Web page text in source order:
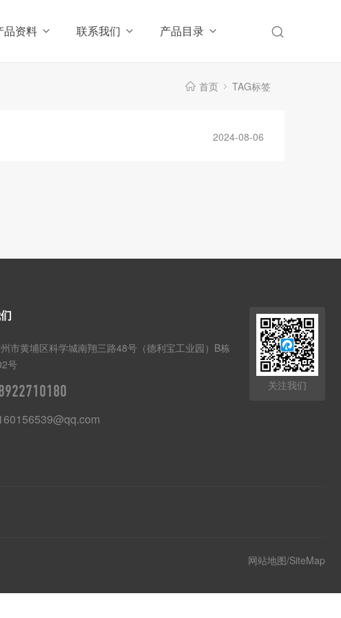
品资料 联系我们 产品目录
首页 TAG标签
2024-08-06
市黄埔区科学城南翔三路48号（德利宝工业园）B栋
号
关注我们
网站地图/SiteMap